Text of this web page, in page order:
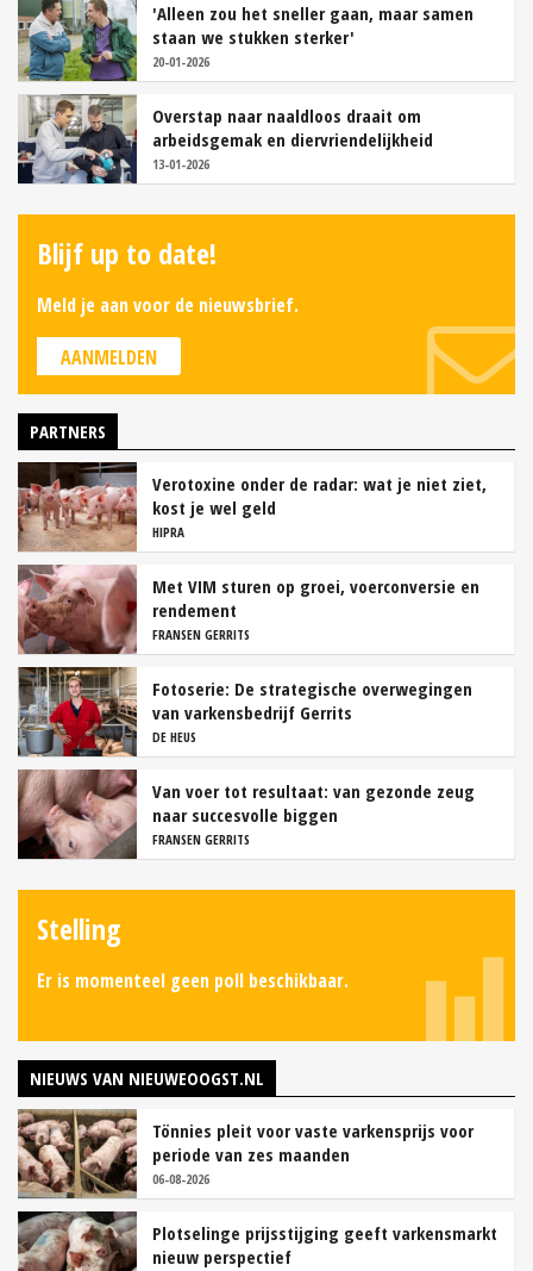
'Alleen zou het sneller gaan, maar samen
staan we stukken sterker'
20-01-2026
Overstap naar naaldloos draait om
arbeidsgemak en diervriendelijkheid
13-01-2026
Blijf up to date!
Meld je aan voor de nieuwsbrief.
AANMELDEN
PARTNERS
Verotoxine onder de radar: wat je niet ziet,
kost je wel geld
HIPRA
Met VIM sturen op groei, voerconversie en
rendement
FRANSEN GERRITS
Fotoserie: De strategische overwegingen
van varkensbedrijf Gerrits
DE HEUS
Van voer tot resultaat: van gezonde zeug
naar succesvolle biggen
FRANSEN GERRITS
Stelling
Er is momenteel geen poll beschikbaar.
NIEUWS VAN NIEUWEOOGST.NL
Tönnies pleit voor vaste varkensprijs voor
periode van zes maanden
06-08-2026
Plotselinge prijsstijging geeft varkensmarkt
nieuw perspectief